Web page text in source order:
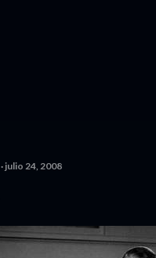
julio 24, 2008